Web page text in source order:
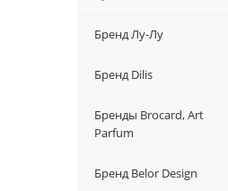
Бренд Лу-Лу
Бренд Dilis
Бренды Brocard, Art
Parfum
Бренд Belor Design